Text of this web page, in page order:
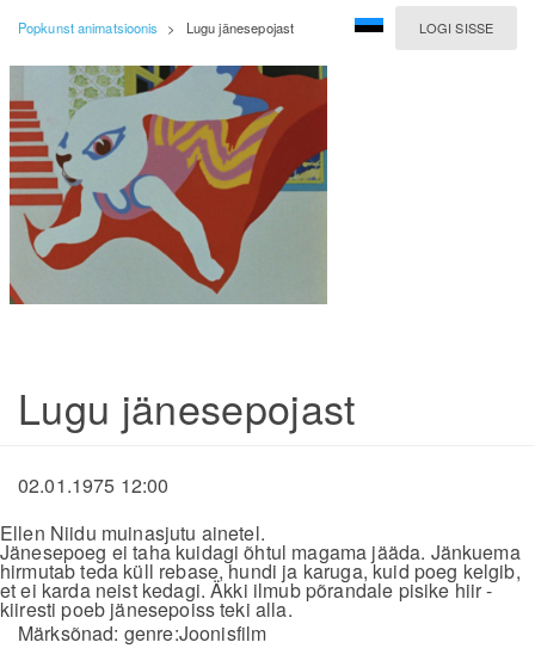
LOGI SISSE
Popkunst animatsioonis > Lugu jänesepojast
Lugu jänesepojast
02.01.1975 12:00
Ellen Niidu muinasjutu ainetel.
Jänesepoeg ei taha kuidagi õhtul magama jääda. Jänkuema
hirmutab teda küll rebase, hundi ja karuga, kuid poeg kelgib,
et ei karda neist kedagi. Äkki ilmub põrandale pisike hiir -
kiiresti poeb jänesepoiss teki alla.
Märksõnad: genre:Joonisfilm